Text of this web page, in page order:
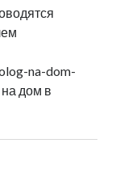
na-dom-
дом в